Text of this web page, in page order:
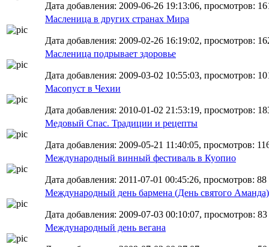
Дата добавления: 2009-06-26 19:13:06, просмотров:
Масленица в других странах Мира
Дата добавления: 2009-02-26 16:19:02, просмотров:
Масленица подрывает здоровье
Дата добавления: 2009-03-02 10:55:03, просмотров:
Масопуст в Чехии
Дата добавления: 2010-01-02 21:53:19, просмотров:
Медовый Спас. Традиции и рецепты
Дата добавления: 2009-05-21 11:40:05, просмотров:
Международный винный фестиваль в Куопио
Дата добавления: 2011-07-01 00:45:26, просмотров: 88
Международный день бармена (День святого Аманда)
Дата добавления: 2009-07-03 00:10:07, просмотров: 83
Международный день вегана